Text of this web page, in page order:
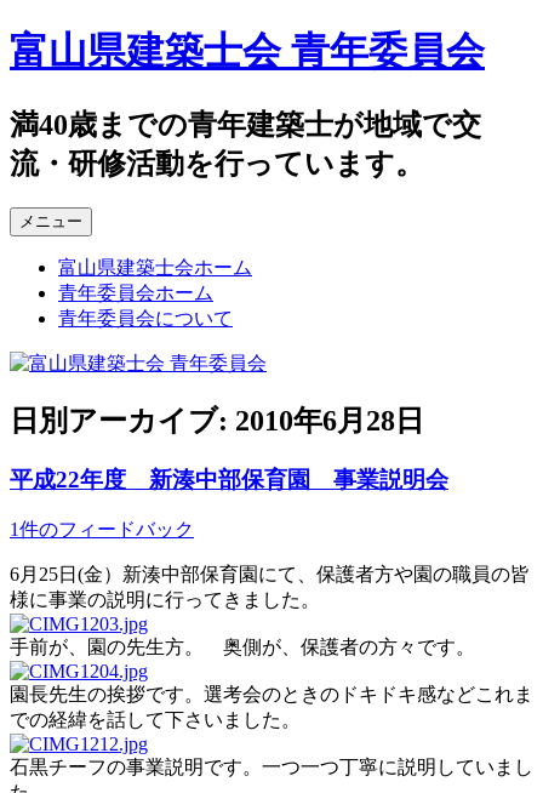
コ
ン
ン
ツ
へ
キ
ッ
富山県建築士会 青年委員会
満40歳までの青年建築士が地域で交
流・研修活動を行っています。
メニュー
富山県建築士会ホーム
青年委員会ホーム
青年委員会について
日別アーカイブ: 2010年6月28日
平成22年度 新湊中部保育園 事業説明会
1件のフィードバック
6月25日(金）新湊中部保育園にて、保護者方や園の職員の皆
様に事業の説明に行ってきました。
手前が、園の先生方。 奥側が、保護者の方々です。
園長先生の挨拶です。選考会のときのドキドキ感などこれま
での経緯を話して下さいました。
石黒チーフの事業説明です。一つ一つ丁寧に説明していまし